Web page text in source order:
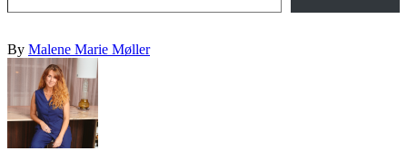
By Malene Marie Møller